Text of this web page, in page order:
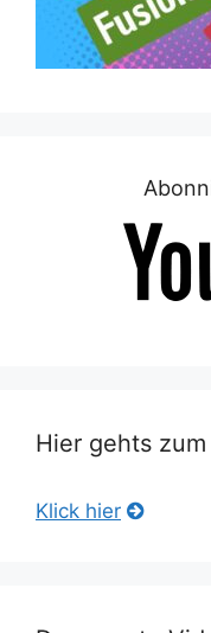
Hier gehts
Klick hier